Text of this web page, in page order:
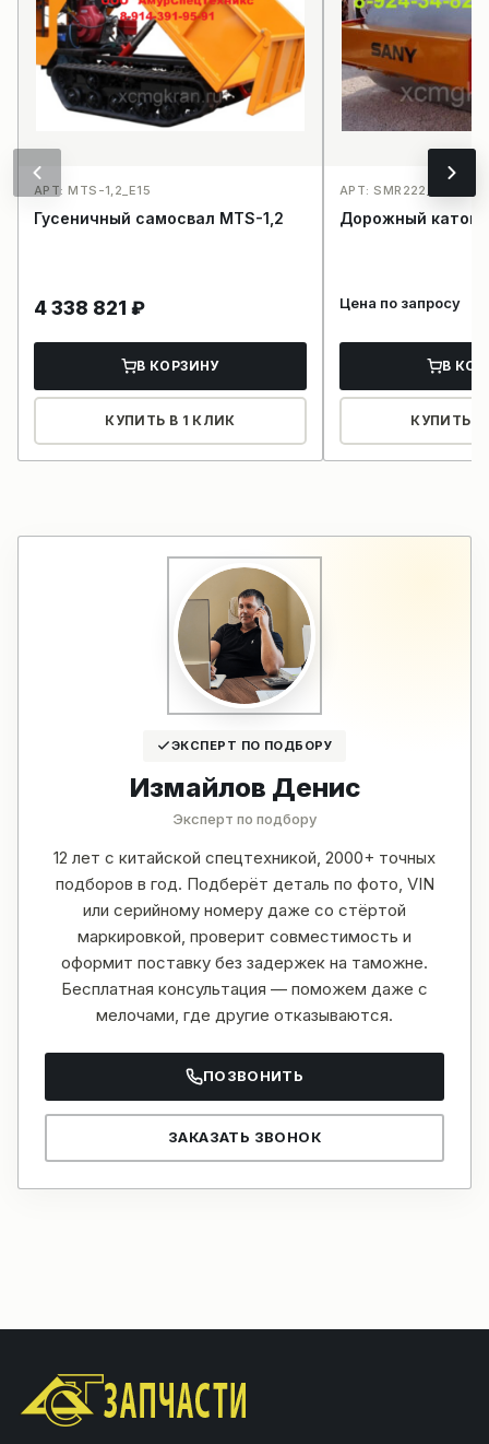
АРТ: MTS-1,2_E15
Гусеничный самосвал MTS-1,2
4 338 821 ₽
В КОРЗИНУ
КУПИТЬ В 1 КЛИК
АРТ: SMR222_E27
Дорожный каток
Цена по запросу
В
КУПИТЬ В
ЭКСПЕРТ ПО ПОДБОРУ
Измайлов Денис
Эксперт по подбору
12 лет с китайской спецтехникой, 2000+ точных
подборов в год. Подберёт деталь по фото, VIN
или серийному номеру даже со стёртой
маркировкой, проверит совместимость и
оформит поставку без задержек на таможне.
Бесплатная консультация — поможем даже с
мелочами, где другие отказываются.
ПОЗВОНИТЬ
ЗАКАЗАТЬ ЗВОНОК